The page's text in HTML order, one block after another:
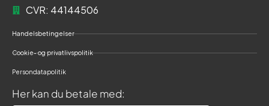
CVR: 44144506
Handelsbetingelser
Cookie- og privatlivspolitik
Persondatapolitik
Her kan du betale med: